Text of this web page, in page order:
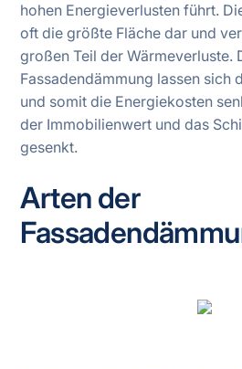
hohen Energieverlusten führt.
oft die größte Fläche dar und
großen Teil der Wärmeverluste.
Fassadendämmung lassen sich
und somit die Energiekosten
der Immobilienwert und das
gesenkt.
Arten der